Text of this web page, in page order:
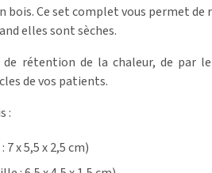
bois. Ce set complet vous permet
elles sont sèches.
rétention de la chaleur, de par
de vos patients.
:
x 5,5 x 2,5 cm)